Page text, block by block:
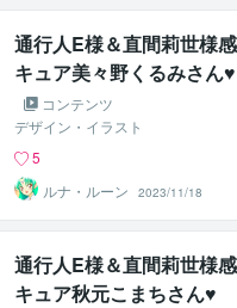
通行人E様＆直間莉世様
キュア美々野くるみさん♥
コンテンツ
デザイン・イラスト
5
ルナ・ルーン
2023/11/18
通行人E様＆直間莉世様
キュア秋元こまちさん♥